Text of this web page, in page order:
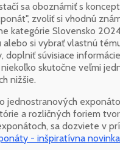
sa oboznámiť s
zvoliť si vhodnú
kategórie Slovensko
alebo si vybrať vlastnú
doplniť súvisiace
skutočne veľmi
nižšie.
jednostranových
a rozličných foriem
sa dozviete v
- inšpiratívna